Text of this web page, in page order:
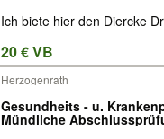
Ich biete hier den Diercke
20 € VB
Herzogenrath
Gesundheits - u.
Mündliche